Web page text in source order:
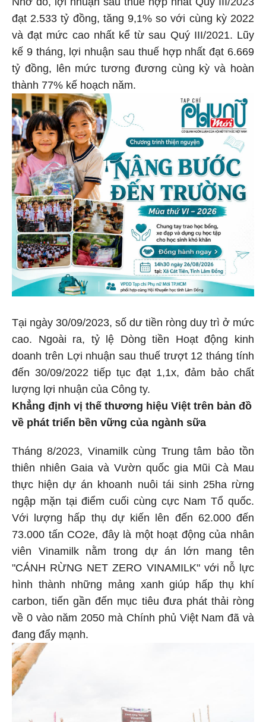
Nhờ đó, lợi nhuận sau thuế hợp nhất Quý III/2023
đạt 2.533 tỷ đồng, tăng 9,1% so với cùng kỳ 2022
và đạt mức cao nhất kể từ sau Quý III/2021. Lũy
kế 9 tháng, lợi nhuận sau thuế hợp nhất đạt 6.669
tỷ đồng, lên mức tương đương cùng kỳ và hoàn
thành 77% kế hoạch năm.
Tại ngày 30/09/2023, số dư tiền ròng duy trì ở mức
cao. Ngoài ra, tỷ lệ Dòng tiền Hoạt động kinh
doanh trên Lợi nhuận sau thuế trượt 12 tháng tính
đến 30/09/2022 tiếp tục đạt 1,1x, đảm bảo chất
lượng lợi nhuận của Công ty.
Khẳng định vị thế thương hiệu Việt trên bản đồ
về phát triển bền vững của ngành sữa
Tháng 8/2023, Vinamilk cùng Trung tâm bảo tồn
thiên nhiên Gaia và Vườn quốc gia Mũi Cà Mau
thực hiện dự án khoanh nuôi tái sinh 25ha rừng
ngập mặn tại điểm cuối cùng cực Nam Tổ quốc.
Với lượng hấp thụ dự kiến lên đến 62.000 đến
73.000 tấn CO2e, đây là một hoạt động của nhân
viên Vinamilk nằm trong dự án lớn mang tên
"CÁNH RỪNG NET ZERO VINAMILK" với nỗ lực
hình thành những mảng xanh giúp hấp thụ khí
carbon, tiến gần đến mục tiêu đưa phát thải ròng
về 0 vào năm 2050 mà Chính phủ Việt Nam đã và
đang đẩy mạnh.